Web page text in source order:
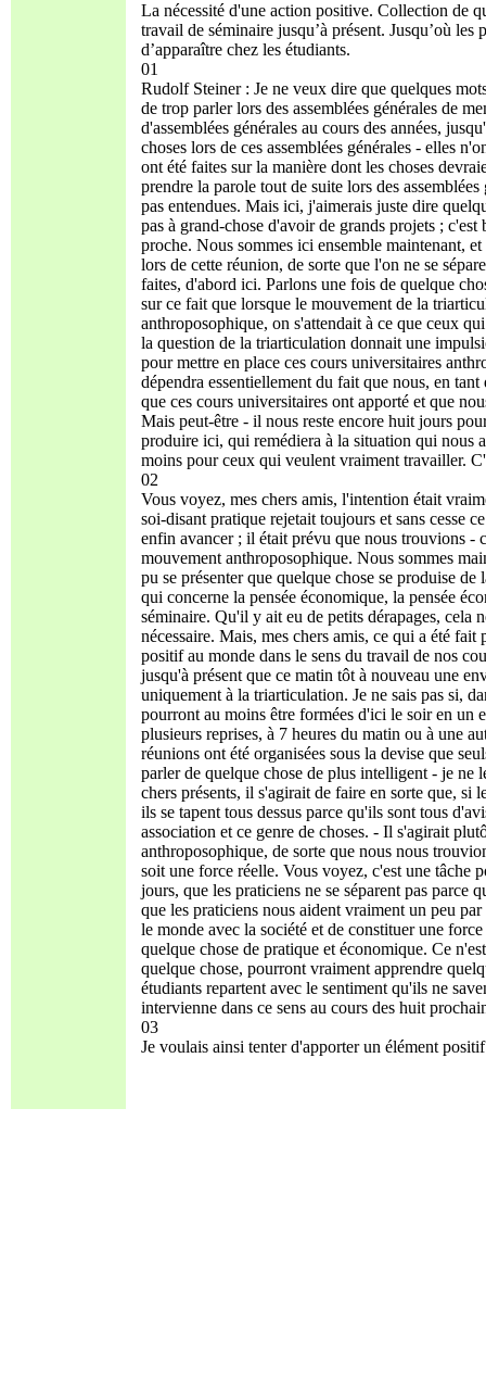
La nécessité d'une action positive. Collection de
travail de séminaire jusqu’à présent. Jusqu’où
d’apparaître chez les étudiants.
01
Rudolf Steiner : Je ne veux dire que quelques
de trop parler lors des assemblées générales de
d'assemblées générales au cours des années,
choses lors de ces assemblées générales - elles
ont été faites sur la manière dont les choses
prendre la parole tout de suite lors des
pas entendues. Mais ici, j'aimerais juste dire
pas à grand-chose d'avoir de grands projets ;
proche. Nous sommes ici ensemble maintenant,
lors de cette réunion, de sorte que l'on ne se
faites, d'abord ici. Parlons une fois de quelque
sur ce fait que lorsque le mouvement de la
anthroposophique, on s'attendait à ce que ceux
la question de la triarticulation donnait une
pour mettre en place ces cours universitaires
dépendra essentiellement du fait que nous, en
que ces cours universitaires ont apporté et que
Mais peut-être - il nous reste encore huit jours
produire ici, qui remédiera à la situation qui nous
moins pour ceux qui veulent vraiment travailler.
02
Vous voyez, mes chers amis, l'intention était
soi-disant pratique rejetait toujours et sans cesse
enfin avancer ; il était prévu que nous trouvions -
mouvement anthroposophique. Nous sommes
pu se présenter que quelque chose se produise
qui concerne la pensée économique, la pensée
séminaire. Qu'il y ait eu de petits dérapages, cela
nécessaire. Mais, mes chers amis, ce qui a été
positif au monde dans le sens du travail de nos
jusqu'à présent que ce matin tôt à nouveau une
uniquement à la triarticulation. Je ne sais pas si,
pourront au moins être formées d'ici le soir en un
plusieurs reprises, à 7 heures du matin ou à une
réunions ont été organisées sous la devise que
parler de quelque chose de plus intelligent - je ne
chers présents, il s'agirait de faire en sorte que, si
ils se tapent tous dessus parce qu'ils sont tous
association et ce genre de choses. - Il s'agirait
anthroposophique, de sorte que nous nous
soit une force réelle. Vous voyez, c'est une tâche
jours, que les praticiens ne se séparent pas parce
que les praticiens nous aident vraiment un peu
le monde avec la société et de constituer une
quelque chose de pratique et économique. Ce
quelque chose, pourront vraiment apprendre
étudiants repartent avec le sentiment qu'ils ne
intervienne dans ce sens au cours des huit
03
Je voulais ainsi tenter d'apporter un élément